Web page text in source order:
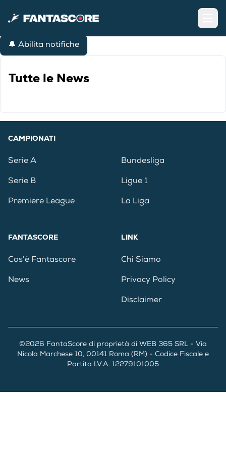
🔔 Abilita notifiche
Tutte le News
CAMPIONATI
Serie A
Serie B
Premiere League
Bundesliga
Ligue 1
La Liga
FANTASCORE
Cos'è Fantascore
News
LINK
Chi Siamo
Privacy Policy
Disclaimer
©2026 FantaScore di proprietà di WEB 365 SRL - Via
Nicola Marchese 10, 00141 Roma (RM) - Codice Fiscale e
Partita I.V.A. 12279101005